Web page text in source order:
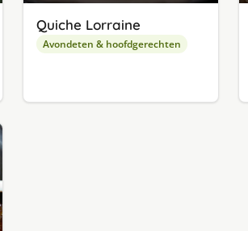
Quiche Lorraine
Avondeten & hoofdgerechten